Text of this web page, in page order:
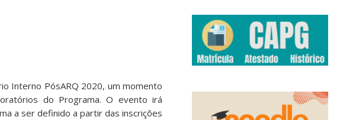
Interno PósARQ 2020, um momento
do Programa. O evento irá
a ser definido a partir das inscrições